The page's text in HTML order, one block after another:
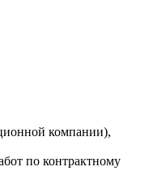
компании),
по контрактному